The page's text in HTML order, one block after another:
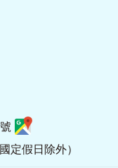
定假日除外）